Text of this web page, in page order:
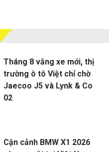
Tháng 8 vắng xe mới, thị
trường ô tô Việt chỉ chờ
Jaecoo J5 và Lynk & Co
02
Cận cảnh BMW X1 2026